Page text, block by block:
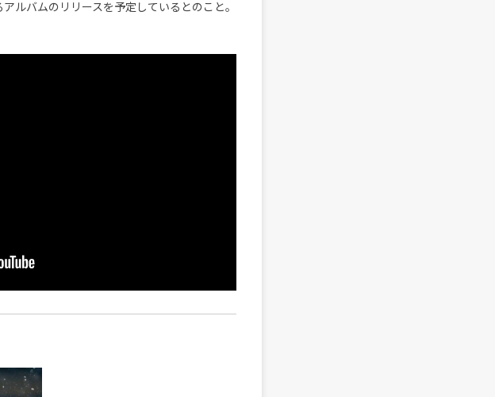
ルバムのリリースを予定しているとのこと。